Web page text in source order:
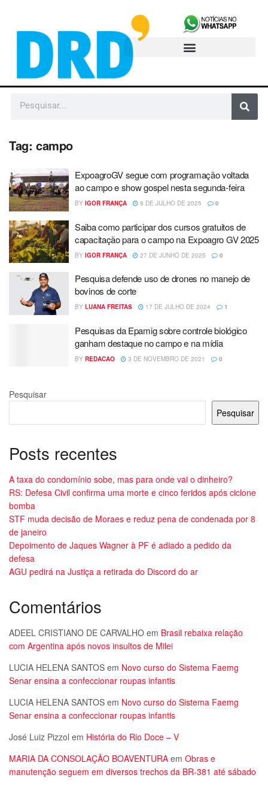
Tag: campo
ExpoagroGV segue com programação voltada
ao campo e show gospel nesta segunda-feira
BY IGOR FRANÇA 8 DE JULHO DE 2025 0
Saiba como participar dos cursos gratuitos de
capacitação para o campo na Expoagro GV 2025
BY IGOR FRANÇA 27 DE JUNHO DE 2025 0
Pesquisa defende uso de drones no manejo de
bovinos de corte
BY LUANA FREITAS 17 DE JULHO DE 2024 1
Pesquisas da Epamig sobre controle biológico
ganham destaque no campo e na mídia
BY REDACAO 3 DE NOVEMBRO DE 2021 0
Pesquisar
Pesquisar
Posts recentes
A taxa do condomínio sobe, mas para onde vai o dinheiro?
RS: Defesa Civil confirma uma morte e cinco feridos após ciclone
bomba
STF muda decisão de Moraes e reduz pena de condenada por 8
de janeiro
Depoimento de Jaques Wagner à PF é adiado a pedido da
defesa
AGU pedirá na Justiça a retirada do Discord do ar
Comentários
ADEEL CRISTIANO DE CARVALHO em Brasil rebaixa relação
com Argentina após novos insultos de Milei
LUCIA HELENA SANTOS em Novo curso do Sistema Faemg
Senar ensina a confeccionar roupas infantis
LUCIA HELENA SANTOS em Novo curso do Sistema Faemg
Senar ensina a confeccionar roupas infantis
José Luiz Pizzol em História do Rio Doce – V
MARIA DA CONSOLAÇÃO BOAVENTURA em Obras e
manutenção seguem em diversos trechos da BR-381 até sábado